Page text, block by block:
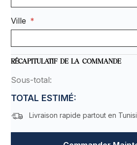
Ville *
RÉCAPITULATIF DE LA COMMANDE
Sous-total:
TOTAL ESTIMÉ:
Livraison rapide partout en